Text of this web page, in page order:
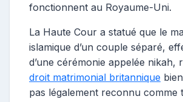
fonctionnent au Royaume-Uni.
La Haute Cour a statué que le
islamique d’un couple séparé,
d’une cérémonie appelée nikah,
droit matrimonial britannique
pas légalement reconnu comme